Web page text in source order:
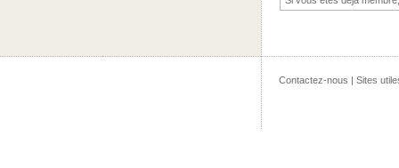
Contactez-nous | Sites